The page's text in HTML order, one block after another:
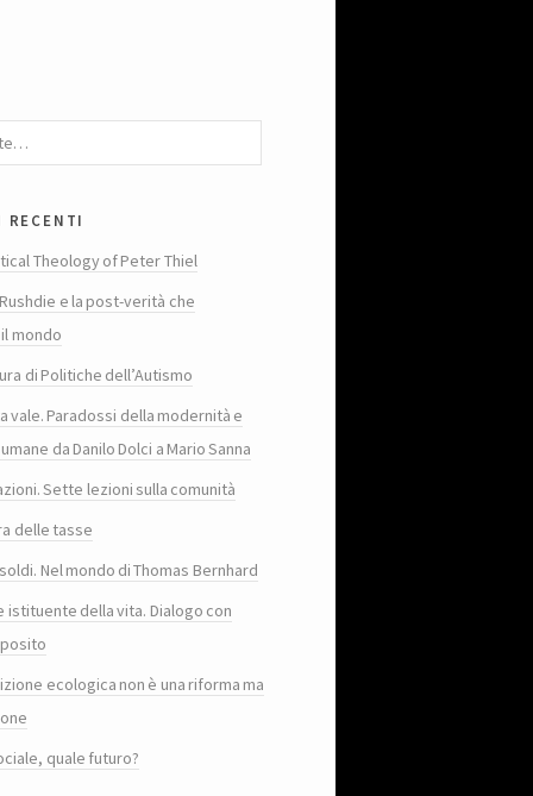
Theology of Peter Thiel
e la post-verità che
mondo
di Politiche dell’Autismo
vale. Paradossi della modernità e
da Danilo Dolci a Mario Sanna
Sette lezioni sulla comunità
delle tasse
Nel mondo di Thomas Bernhard
istituente della vita. Dialogo con
ecologica non è una riforma ma
quale futuro?